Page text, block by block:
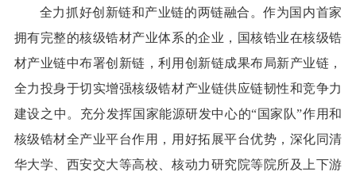
全力抓好创新链和产业链的两链融合。作为国内首家
拥有完整的核级锆材产业体系的企业，国核锆业在核级锆
材产业链中布署创新链，利用创新链成果布局新产业链，
全力投身于切实增强核级锆材产业链供应链韧性和竞争力
建设之中。充分发挥国家能源研发中心的“国家队”作用和
核级锆材全产业平台作用，用好拓展平台优势，深化同清
华大学、西安交大等高校、核动力研究院等院所及上下游